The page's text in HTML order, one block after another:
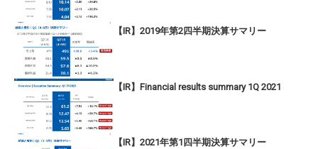
【IR】2019年第2四半期決算サマリー
【IR】Financial results summary 1Q 2021
【IR】2021年第1四半期決算サマリー